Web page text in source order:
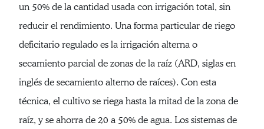
un 50% de la cantidad usada con irrigación total, sin
reducir el rendimiento. Una forma particular de riego
deficitario regulado es la irrigación alterna o
secamiento parcial de zonas de la raíz (ARD, siglas en
inglés de secamiento alterno de raíces). Con esta
técnica, el cultivo se riega hasta la mitad de la zona de
raíz, y se ahorra de 20 a 50% de agua. Los sistemas de